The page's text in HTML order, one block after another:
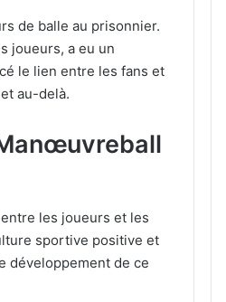
de balle au prisonnier.
joueurs, a eu un
le lien entre les fans et
au-delà.
les joueurs et les
sportive positive et
développement de ce